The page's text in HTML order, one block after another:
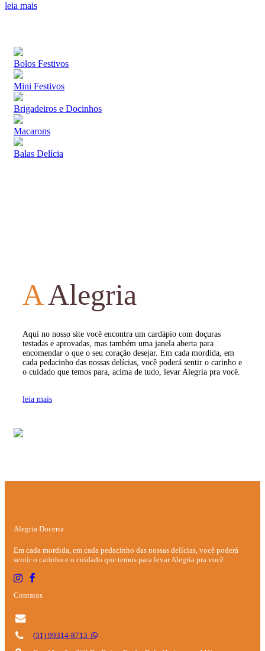
leia mais
Bolos Festivos
Mini Festivos
Brigadeiros e Docinhos
Macarons
Balas Delícia
AAlegria
Aqui no nosso site você encontra um cardápio com doçuras
testadas e aprovadas, mas também uma janela aberta para
encomendar o que o seu coração desejar. Em cada mordida, em
cada pedacinho das nossas delícias, você poderá sentir o carinho e
o cuidado que temos para, acima de tudo, levar Alegria pra você.
leia mais
Alegria Doceria
Em cada mordida, em cada pedacinho das nossas delícias, você poderá
sentir o carinho e o cuidado que temos para levar Alegria pra você.
Contatos
(31) 99314-8713